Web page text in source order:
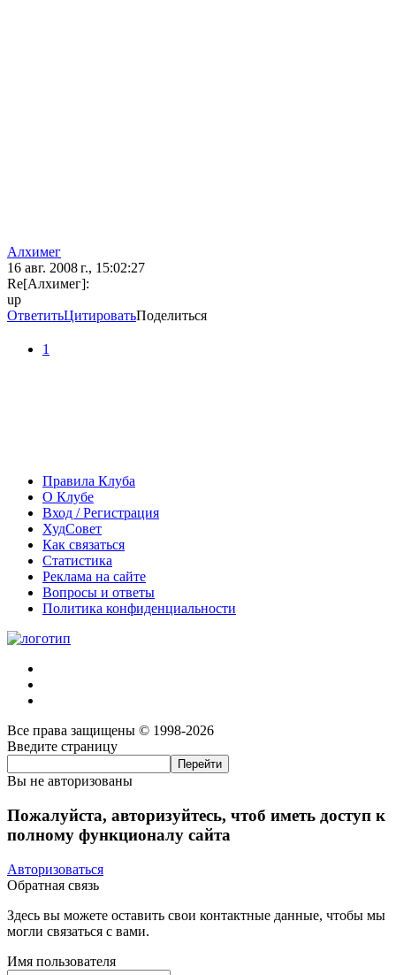
Алхимег
16 авг. 2008 г., 15:02:27
Re[Алхимег]:
up
ОтветитьЦитироватьПоделиться
1
Правила Клуба
О Клубе
Вход / Регистрация
ХудСовет
Как связаться
Статистика
Реклама на сайте
Вопросы и ответы
Политика конфиденциальности
Все права защищены © 1998-2026
Введите страницу
Вы не авторизованы
Пожалуйста, авторизуйтесь, чтоб иметь доступ к
полному функционалу сайта
Авторизоваться
Обратная связь
Здесь вы можете оставить свои контактные данные, чтобы мы
могли связаться с вами.
Имя пользователя